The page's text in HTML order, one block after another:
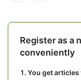
Register as a
conveniently
You get